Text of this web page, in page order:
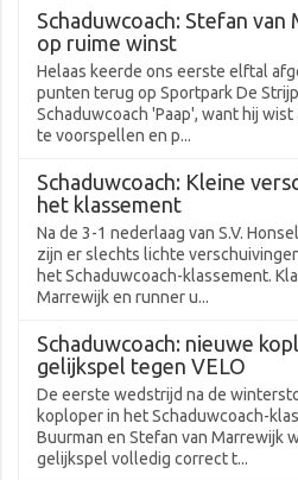
Schaduwcoach: Stefan
op ruime winst
Helaas keerde ons eerste elftal
punten terug op Sportpark De
Schaduwcoach 'Paap', want hij
te voorspellen en p...
Schaduwcoach: Kleine
het klassement
Na de 3-1 nederlaag van S.V.
zijn er slechts lichte
het Schaduwcoach-klassement.
Marrewijk en runner u...
Schaduwcoach: nieuwe
gelijkspel tegen VELO
De eerste wedstrijd na de
koploper in het Schaduwcoach-
Buurman en Stefan van Marrewijk
gelijkspel volledig correct t...